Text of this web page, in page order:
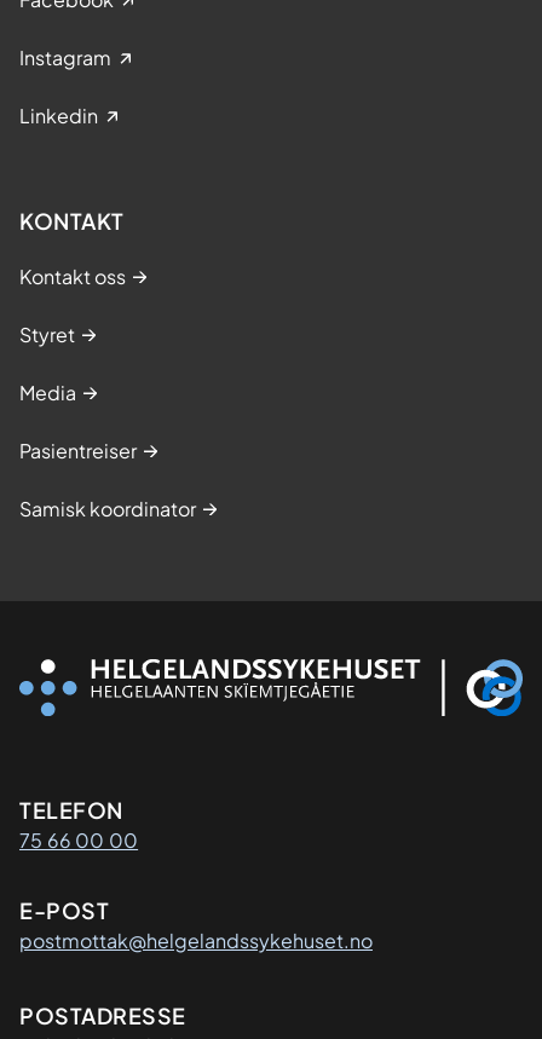
Instagram
Linkedin
KONTAKT
Kontakt oss
Styret
Media
Pasientreiser
Samisk koordinator
Kontaktinformasjon
TELEFON
75 66 00 00
E-POST
postmottak@helgelandssykehuset.no
Adresse
POSTADRESSE